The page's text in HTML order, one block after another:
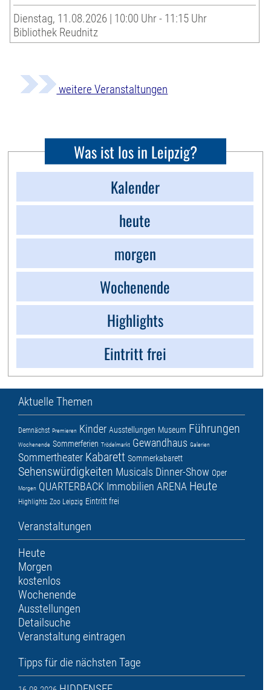
Dienstag, 11.08.2026 | 10:00 Uhr - 11:15 Uhr
Bibliothek Reudnitz
weitere Veranstaltungen
Was ist los in Leipzig?
Kalender
heute
morgen
Wochenende
Highlights
Eintritt frei
Aktuelle Themen
Demnächst Premieren Kinder Ausstellungen Museum Führungen
Wochenende Sommerferien Trödelmarkt Gewandhaus Galerien
Sommertheater Kabarett Sommerkabarett
Sehenswürdigkeiten Musicals Dinner-Show Oper
Morgen QUARTERBACK Immobilien ARENA Heute
Highlights Zoo Leipzig Eintritt frei
Veranstaltungen
Heute
Morgen
kostenlos
Wochenende
Ausstellungen
Detailsuche
Veranstaltung eintragen
Tipps für die nächsten Tage